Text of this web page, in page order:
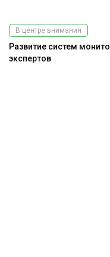
В центре внимания
Развитие систем
экспертов